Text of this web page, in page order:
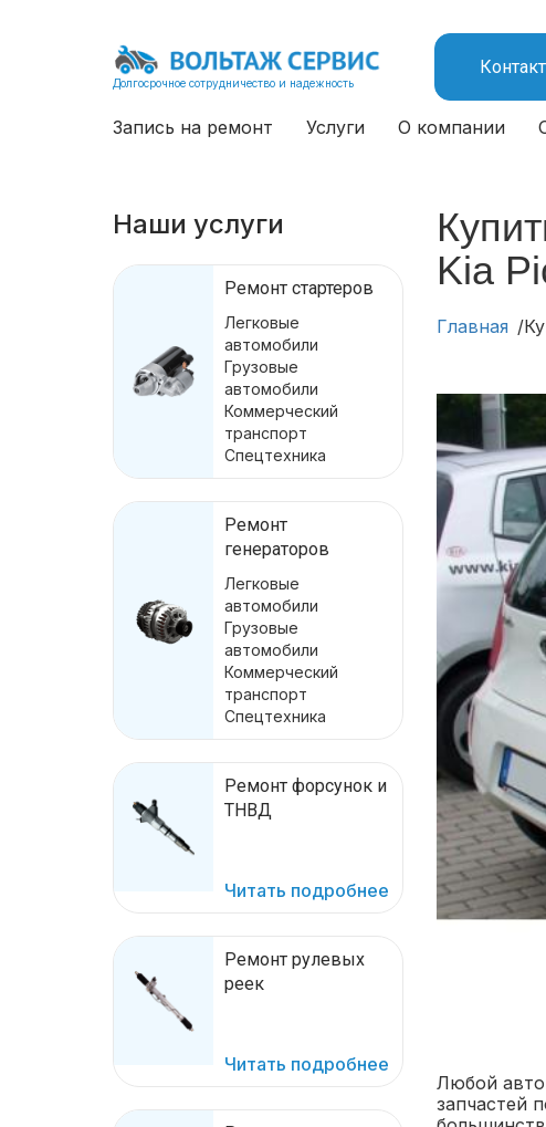
Долгосрочное сотрудничество и надежность
Запись на ремонт Услуги О компании
Наши услуги
Ремонт стартеров
Легковые
автомобили
Грузовые
автомобили
Коммерческий
транспорт
Спецтехника
Ремонт
генераторов
Легковые
автомобили
Грузовые
автомобили
Коммерческий
транспорт
Спецтехника
Ремонт форсунок и
ТНВД
Читать подробнее
Ремонт рулевых
реек
Читать подробнее
Kia
Главная
Любой
запчастей